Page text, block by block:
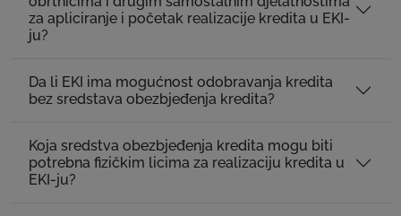
za apliciranje i početak realizacije kredita u EKI-
ju?
Da li EKI ima mogućnost odobravanja kredita
bez sredstava obezbjeđenja kredita?
Koja sredstva obezbjeđenja kredita mogu biti
potrebna fizičkim licima za realizaciju kredita u
EKI-ju?